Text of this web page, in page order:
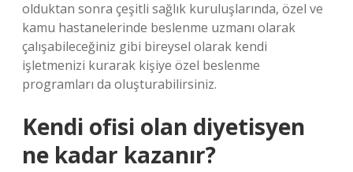
olduktan sonra çeşitli sağlık kuruluşlarında, özel ve
kamu hastanelerinde beslenme uzmanı olarak
çalışabileceğiniz gibi bireysel olarak kendi
işletmenizi kurarak kişiye özel beslenme
programları da oluşturabilirsiniz.
Kendi ofisi olan diyetisyen
ne kadar kazanır?